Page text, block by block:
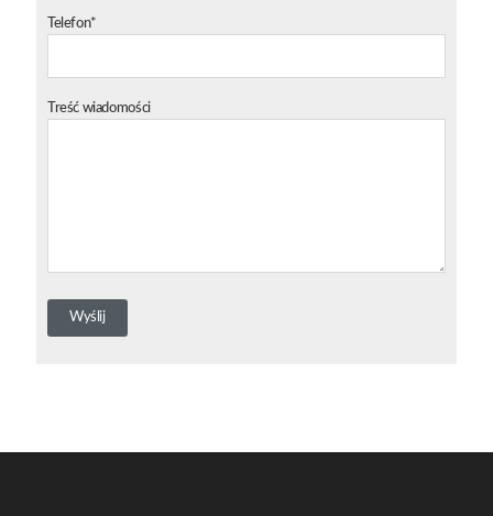
Telefon*
Treść wiadomości